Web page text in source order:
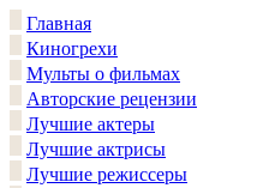
Главная
Киногрехи
Мульты о фильмах
Авторские рецензии
Лучшие актеры
Лучшие актрисы
Лучшие режиссеры